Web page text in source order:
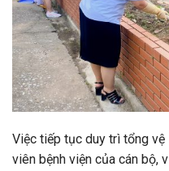
Việc tiếp tục duy trì tổng
viên bệnh viện của cán bộ,